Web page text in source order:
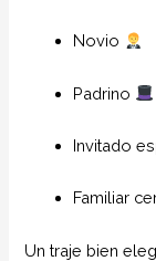
Novio
Padrino
Invitado
Familiar
Un traje bien